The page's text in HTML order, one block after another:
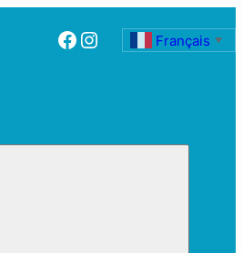
Facebook
InstagramFrançais ▼